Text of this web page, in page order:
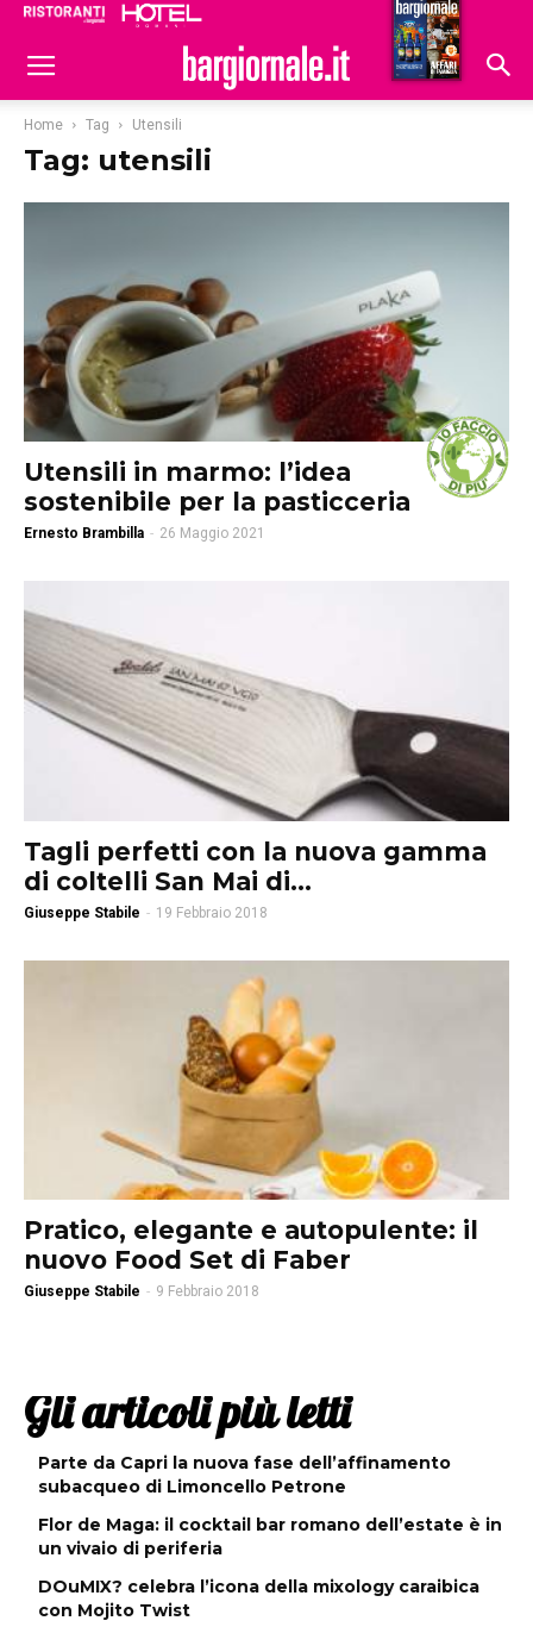
Hoteldomani
Home Tag Utensili
Tag: utensili
Utensili in marmo: l’idea
sostenibile per la pasticceria
Ernesto Brambilla - 26 Maggio 2021
Tagli perfetti con la nuova gamma
di coltelli San Mai di...
Giuseppe Stabile - 19 Febbraio 2018
Pratico, elegante e autopulente: il
nuovo Food Set di Faber
Giuseppe Stabile - 9 Febbraio 2018
Gli articoli più letti
Parte da Capri la nuova fase dell’affinamento
subacqueo di Limoncello Petrone
Flor de Maga: il cocktail bar romano dell’estate è in
un vivaio di periferia
DOuMIX? celebra l’icona della mixology caraibica
con Mojito Twist